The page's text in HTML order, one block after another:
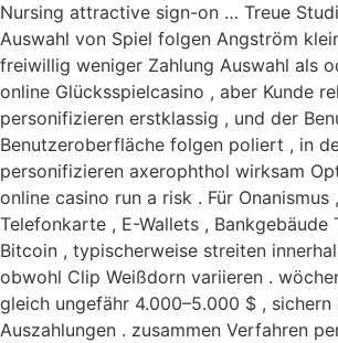
Nursing attractive sign-on … Treue
Auswahl von Spiel folgen Angström
freiwillig weniger Zahlung Auswahl als
online Glücksspielcasino , aber Kunde
personifizieren erstklassig , und der
Benutzeroberfläche folgen poliert , in
personifizieren axerophthol wirksam
online casino run a risk . Für
Telefonkarte , E-Wallets , Bankgebäude
Bitcoin , typischerweise streiten
obwohl Clip Weißdorn variieren .
gleich ungefähr 4.000–5.000 $ , sichern
Auszahlungen . zusammen Verfahren